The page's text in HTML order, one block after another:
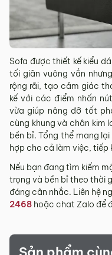
Sofa được thiết kế kiểu
tối giãn vuông vắn
rộng rãi, tạo cảm giác
kế với các điểm nhấn
vừa giúp nâng đỡ tốt
cùng khung và chân kim
bền bỉ. Tổng thể mang
hợp cho cả làm việc, tiếp
Nếu bạn đang tìm kiếm
trọng và bền bỉ theo thời
đáng cân nhắc. Liên hệ
2468 hoặc chat Zalo để